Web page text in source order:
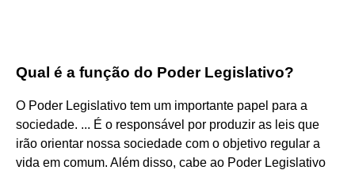
Qual é a função do Poder Legislativo?
O Poder Legislativo tem um importante papel para a
sociedade. ... É o responsável por produzir as leis que
irão orientar nossa sociedade com o objetivo regular a
vida em comum. Além disso, cabe ao Poder Legislativo